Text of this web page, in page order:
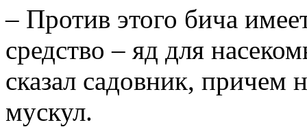
– Против этого бича
средство – яд для
сказал садовник, причем
мускул.